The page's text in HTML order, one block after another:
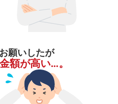
願いしたが
額が高い…。